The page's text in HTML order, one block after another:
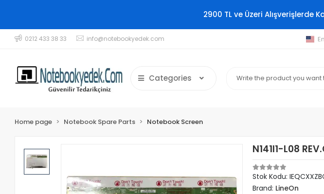
2900 TL ve Üzeri Alışverişlerde
0212 433 38 33 info@notebookyedek.com
Categories
Home page Notebook Spare Parts Notebook Screen
N141I1-L08
Stok Kodu:
Brand: LineOn